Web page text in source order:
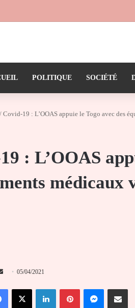
POLITIQUE SOCIÉTÉ
/ Covid-19 : L’OOAS appuie le Togo avec des
: L’OOAS
médicaux
Envoyer
courriel
05/04/2021
FacebookX LinkedinPinterestMessengerPartager